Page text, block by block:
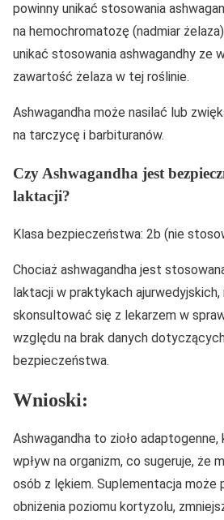
powinny unikać stosowania
na hemochromatozę (nadmiar
unikać stosowania ashwagandhy ze
zawartość żelaza w tej roślinie.
Ashwagandha może nasilać lub
na tarczycę i barbituranów.
Czy Ashwagandha jest
laktacji?
Klasa bezpieczeństwa: 2b (nie
Chociaż ashwagandha jest
laktacji w praktykach ajurwedyjskich,
skonsultować się z lekarzem w
względu na brak danych
bezpieczeństwa.
Wnioski:
Ashwagandha to zioło
wpływ na organizm, co sugeruje, że
osób z lękiem. Suplementacja może
obniżenia poziomu kortyzolu,